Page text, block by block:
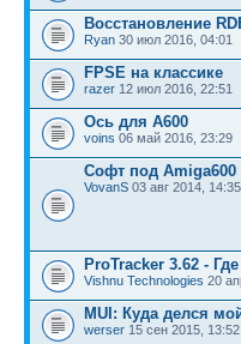
Восстановление
Ryan 30 июл 2016, 04:01
FPSE на классике
razer 12 июл 2016, 22:51
Ось для А600
voins 06 май 2016, 23:29
Софт под Amiga600
VovanS 03 авг 2014, 14:35
ProTracker 3.62 -
Vishnu Technologies 20
MUI: Куда делся
werser 15 сен 2015, 13:52